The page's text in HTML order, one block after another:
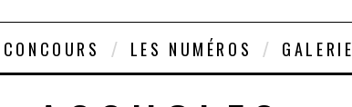
CONCOURS LES NUMÉROS GALERIE